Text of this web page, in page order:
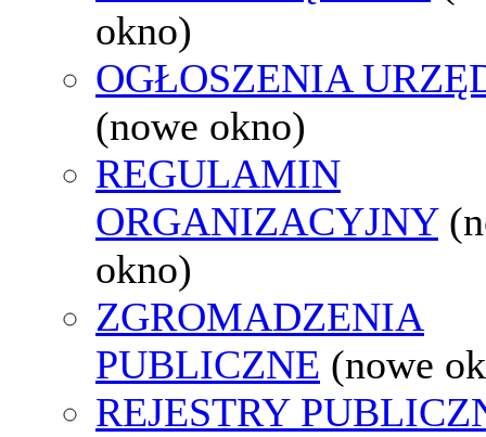
okno)
OGŁOSZENIA
(nowe okno)
REGULAMIN
ORGANIZACYJNY
okno)
ZGROMADZENIA
PUBLICZNE (nowe
REJESTRY